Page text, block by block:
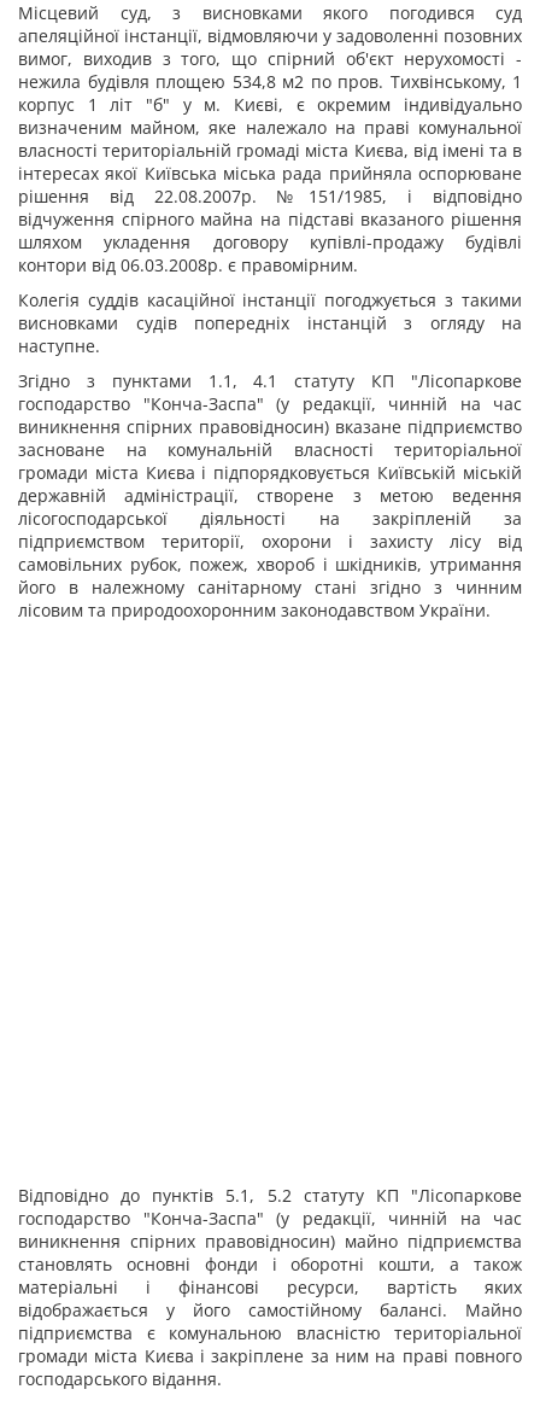
Місцевий суд, з висновками якого погодився суд
апеляційної інстанції, відмовляючи у задоволенні позовних
вимог, виходив з того, що спірний об'єкт нерухомості -
нежила будівля площею 534,8 м2 по пров. Тихвінському, 1
корпус 1 літ "б" у м. Києві, є окремим індивідуально
визначеним майном, яке належало на праві комунальної
власності територіальній громаді міста Києва, від імені та в
інтересах якої Київська міська рада прийняла оспорюване
рішення від 22.08.2007р. №151/1985, і відповідно
відчуження спірного майна на підставі вказаного рішення
шляхом укладення договору купівлі-продажу будівлі
контори від 06.03.2008р. є правомірним.
Колегія суддів касаційної інстанції погоджується з такими
висновками судів попередніх інстанцій з огляду на
наступне.
Згідно з пунктами 1.1, 4.1 статуту КП "Лісопаркове
господарство "Конча-Заспа" (у редакції, чинній на час
виникнення спірних правовідносин) вказане підприємство
засноване на комунальній власності територіальної
громади міста Києва і підпорядковується Київській міській
державній адміністрації, створене з метою ведення
лісогосподарської діяльності на закріпленій за
підприємством території, охорони і захисту лісу від
самовільних рубок, пожеж, хвороб і шкідників, утримання
його в належному санітарному стані згідно з чинним
лісовим та природоохоронним законодавством України.
Відповідно до пунктів 5.1, 5.2 статуту КП "Лісопаркове
господарство "Конча-Заспа" (у редакції, чинній на час
виникнення спірних правовідносин) майно підприємства
становлять основні фонди і оборотні кошти, а також
матеріальні і фінансові ресурси, вартість яких
відображається у його самостійному балансі. Майно
підприємства є комунальною власністю територіальної
громади міста Києва і закріплене за ним на праві повного
господарського відання.